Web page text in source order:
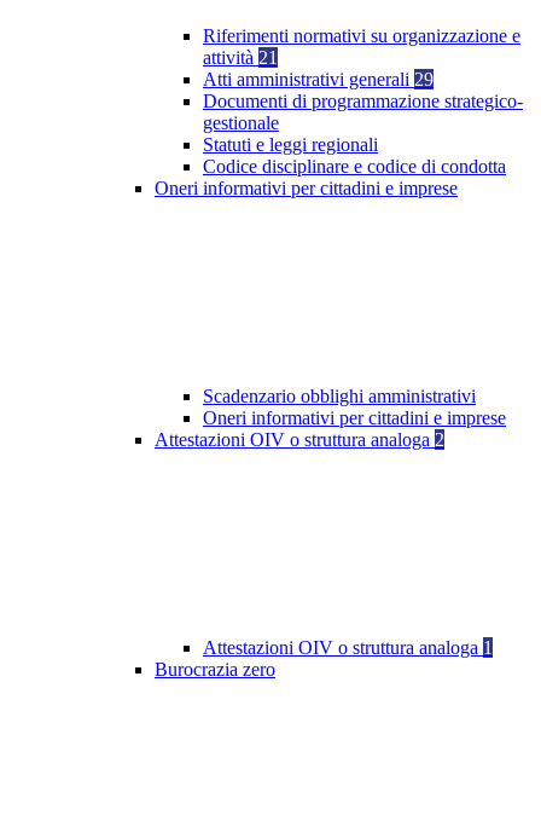
Riferimenti normativi su organizzazione e
attività 21
Atti amministrativi generali 29
Documenti di programmazione strategico-
gestionale
Statuti e leggi regionali
Codice disciplinare e codice di condotta
Oneri informativi per cittadini e imprese
Scadenzario obblighi amministrativi
Oneri informativi per cittadini e imprese
Attestazioni OIV o struttura analoga 2
Attestazioni OIV o struttura analoga 1
Burocrazia zero